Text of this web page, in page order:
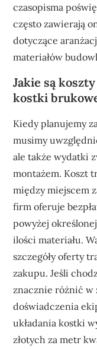
czasopisma
często zawierają
dotyczące
materiałów
Jakie są
kostki
Kiedy planujemy
musimy
ale także wydatki
montażem. Koszt
między miejscem
firm oferuje
powyżej
ilości materiału.
szczegóły oferty
zakupu. Jeśli
znacznie różnić w
doświadczenia
układania kostki
złotych za metr